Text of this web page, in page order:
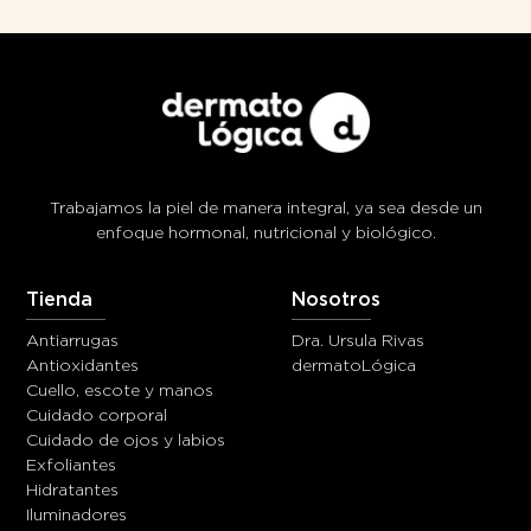
Trabajamos la piel de manera integral, ya sea desde un
enfoque hormonal, nutricional y biológico.
Tienda
Antiarrugas
Antioxidantes
Cuello, escote y manos
Cuidado corporal
Cuidado de ojos y labios
Exfoliantes
Hidratantes
Iluminadores
Nosotros
Dra. Ursula Rivas
dermatoLógica